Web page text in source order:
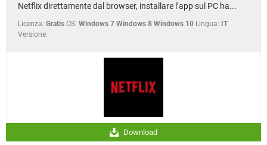
Netflix direttamente dal browser, installare l’app sul PC ha...
Licenza: Gratis OS: Windows 7 Windows 8 Windows 10 Lingua: IT
Versione:
Download